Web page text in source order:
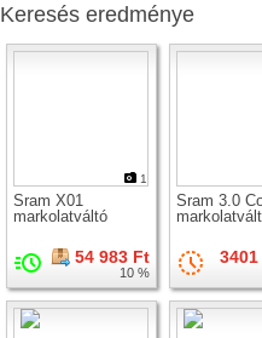
Keresés eredménye
1
Sram X01
markolatváltó
54 983 Ft
10 %
Sram 3.0